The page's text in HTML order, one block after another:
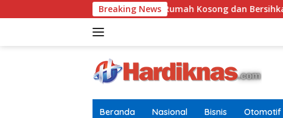
ke
Breaking News
Tugasnya Jaga Rumah Kosong dan Bersihkan Halaman
Beranda Nasional Bisnis Otomotif